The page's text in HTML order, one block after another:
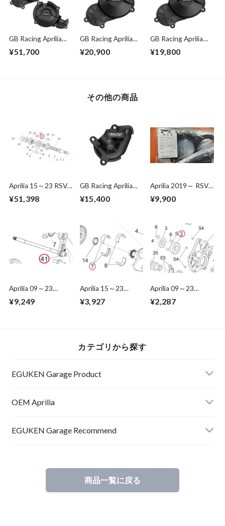
GB Racing Aprilia
2021 RS660 エンジ
ンカバーセット
¥51,700
GB Racing Aprilia
2021 RS660 オルタ
ネーターカバー
¥20,900
GB Racing Aprilia
2021 RS660 クラッ
チカバー
¥19,800
その他の商品
Aprilia 15～23 RSV4
pinion gear Z=20/21
¥51,398
GB Racing Aprilia
ターポンプカバー
¥15,400
Aprilia 2019～ RSV4
diameter81㎜
¥9,900
Aprilia 09～23
/1100 Gear
¥9,249
Aprilia 15～23
/1100 Bearing half-
¥3,927
Aprilia 09～23
/1100 Ball bearing
¥2,287
カテゴリから探す
EGUKEN Garage Product
RSV4
RS660
OEM Aprilia
RSV4
EGUKEN Garage Recommend
商品一覧に戻る